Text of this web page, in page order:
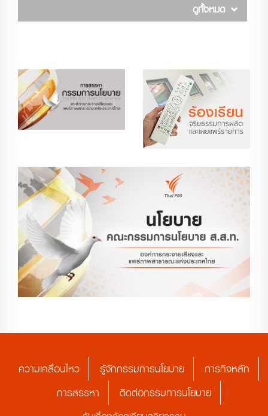
ดูทั้งหมด
ความเคลื่อนไหว รู้จักกรรมการนโยบาย
ภารกิจหลัก
การสรรหา
ติดต่อกรรมการนโยบาย